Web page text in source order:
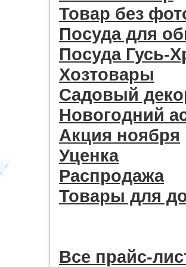
Товар без
Посуда для
Посуда Гусь-
Хозтовары
Садовый
Новогодний
Акция ноября
Уценка
Распродажа
Товары для
Все прайc-